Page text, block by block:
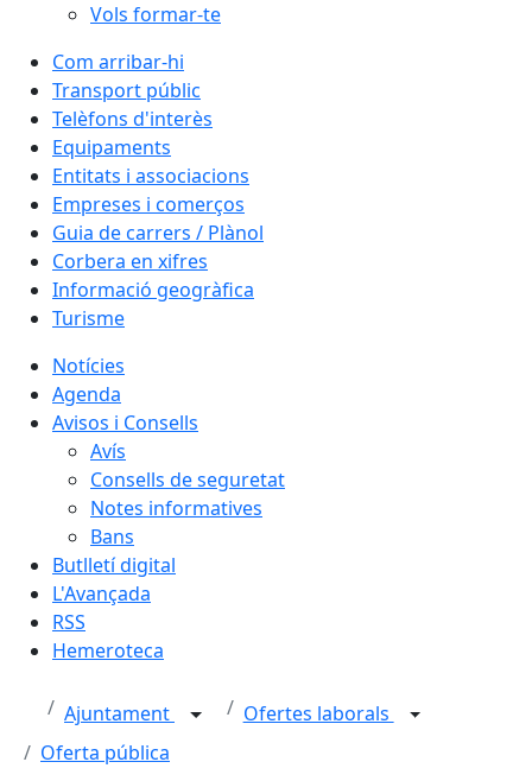
Vols formar-te
Com arribar-hi
Transport públic
Telèfons d'interès
Equipaments
Entitats i associacions
Empreses i comerços
Guia de carrers / Plànol
Corbera en xifres
Informació geogràfica
Turisme
Notícies
Agenda
Avisos i Consells
Avís
Consells de seguretat
Notes informatives
Bans
Butlletí digital
L'Avançada
RSS
Hemeroteca
Ajuntament
Ofertes laborals
Oferta pública